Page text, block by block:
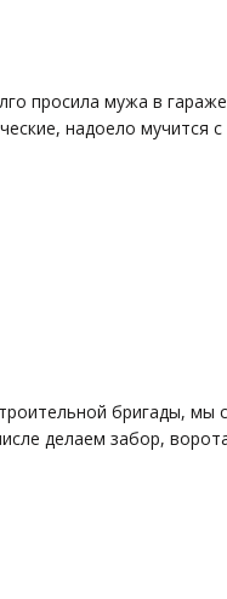
просила мужа в
надоело мучится
бригады, мы
делаем забор,